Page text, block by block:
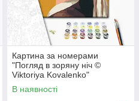
Картина за номерами
"Погляд в зоряну ніч ©
Viktoriya Kovalenko"
RBS51480 30×40 см
В наявності